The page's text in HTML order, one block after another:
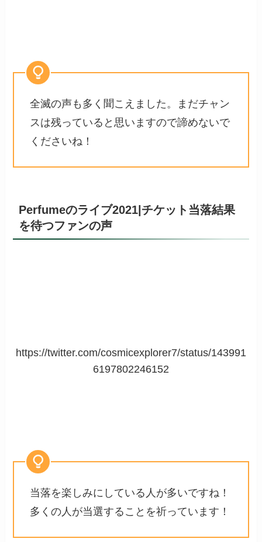
全滅の声も多く聞こえました。まだチャン
スは残っていると思いますので諦めないで
くださいね！
Perfumeのライブ2021|チケット当落結果
を待つファンの声
https://twitter.com/cosmicexplorer7/status/143991
6197802246152
当落を楽しみにしている人が多いですね！
多くの人が当選することを祈っています！